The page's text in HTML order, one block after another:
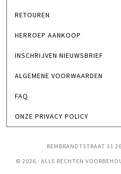
RETOUREN
HERROEP AANKOOP
INSCHRIJVEN NIEUWSBRIEF
ALGEMENE VOORWAARDEN
FAQ
ONZE PRIVACY POLICY
REMBRANDTSTRAAT 31
© 2026 · ALLE RECHTEN